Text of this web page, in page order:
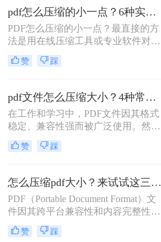
业软件「转转大师PDF转换器」——
它支持自定义压缩等级、图片重采
样，且完全本地处理，安全无广告。
的需求，然后逐一详解每种方法的具
pdf怎么压缩的小一点？6种实用方法详解（2026最新）
PDF怎么压缩的小一点？最直接的方
法是用在线压缩工具或专业软件对
PDF文件进行重新编码和优化，通过
降低图片分辨率、压缩内嵌字体、去
可读的前提下将文件体积缩小到原来
的10%~50%。
赞 踩
pdf文件怎么压缩大小？4种常用压缩方法详解！
在工作和学习中，PDF文件因其格式
稳定、兼容性强而被广泛使用。然
而，PDF文件体积过大常会导致存储
空间不足、传输速度慢等问题。那么
4种常用的PDF压缩方法，帮助您快速
减小文件大小。
赞 踩
怎么压缩pdf大小？来试试这三种压缩方式！
PDF（Portable Document Format）文
件因其跨平台兼容性和内容完整性而
广泛应用于各种场合。然而，随着
PDF文件中包含的图片、图表、字体
赞 踩